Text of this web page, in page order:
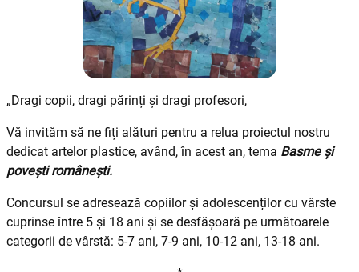
„Dragi copii, dragi părinți și dragi profesori,
Vă invităm să ne fiți alături pentru a relua proiectul nostru
dedicat artelor plastice, având, în acest an, tema Basme și
povești românești.
Concursul se adresează copiilor și adolescenților cu vârste
cuprinse între 5 și 18 ani și se desfășoară pe următoarele
categorii de vârstă: 5-7 ani, 7-9 ani, 10-12 ani, 13-18 ani.